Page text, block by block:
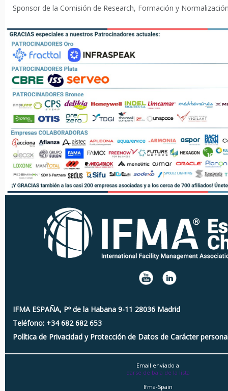
Sponsor de la Comisión de Research, Formación y
IFMA ESPAÑA, Pº de la Habana 9-11 28036 Madrid
Teléfono: +34 682 682 653
Política de Privacidad y Protección de Datos de Carácter
Email enviado a
darse de baja de la lista
Ifma-Spain